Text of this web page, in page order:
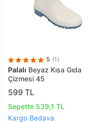
5 (1)
Palalı Beyaz Kısa Gıda
Çizmesi 45
599 TL
Sepette 539,1 TL
Kargo Bedava